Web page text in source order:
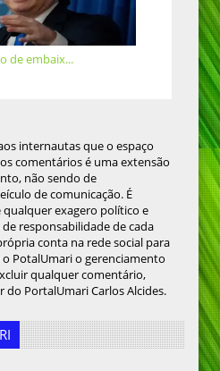
de embaix...
internautas que o espaço
comentários é uma extensão
não sendo de
de comunicação. É
exagero político e
responsabilidade de cada
conta na rede social para
PotalUmari o gerenciamento
qualquer comentário,
PortalUmari Carlos Alcides.